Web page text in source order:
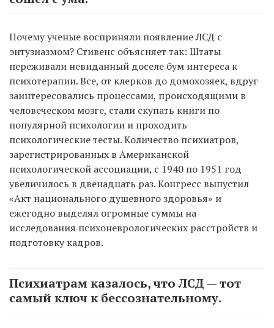
Почему ученые восприняли появление ЛСД с
энтузиазмом? Стивенс объясняет так: Штаты
переживали невиданный доселе бум интереса к
психотерапии. Все, от клерков до домохозяек, вдруг
заинтересовались процессами, происходящими в
человеческом мозге, стали скупать книги по
популярной психологии и проходить
психологические тесты. Количество психиатров,
зарегистрированных в Американской
психологической ассоциации, с 1940 по 1951 год
увеличилось в двенадцать раз. Конгресс выпустил
«Акт национального душевного здоровья» и
ежегодно выделял огромные суммы на
исследования психоневрологических расстройств и
подготовку кадров.
Психиатрам казалось, что ЛСД — тот
самый ключ к бессознательному.